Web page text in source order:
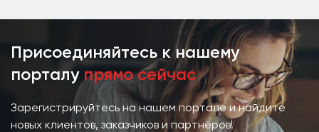
Присоединяйтесь к нашему
порталу прямо сейчас
Зарегистрируйтесь на нашем портале и найдите
новых клиентов, заказчиков и партнёров!